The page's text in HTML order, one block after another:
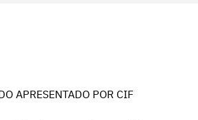
APRESENTADO POR CIF